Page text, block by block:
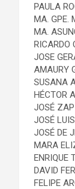
PAULA
MA. GPE.
MA.
RICARDO
JOSE
AMAURY
SUSANA
HÉCTOR
JOSÉ
JOSÉ
JOSÉ DE
MARA
ENRIQUE
DAVID
FELIPE